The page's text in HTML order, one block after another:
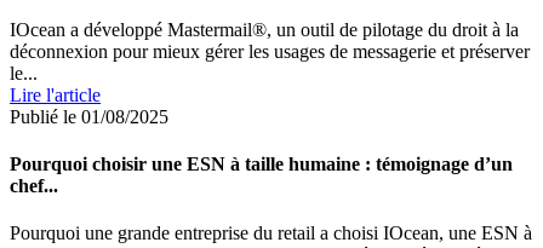
IOcean a développé Mastermail®, un outil de pilotage du droit à la
déconnexion pour mieux gérer les usages de messagerie et préserver
le...
Lire l'article
Publié le 01/08/2025
Pourquoi choisir une ESN à taille humaine : témoignage d’un
chef...
Pourquoi une grande entreprise du retail a choisi IOcean, une ESN à